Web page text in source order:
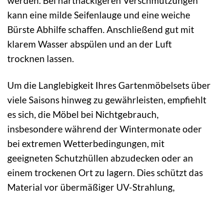
kann eine milde Seifenlauge und eine weiche
Bürste Abhilfe schaffen. Anschließend gut mit
klarem Wasser abspülen und an der Luft
trocknen lassen.
Um die Langlebigkeit Ihres Gartenmöbelsets über
viele Saisons hinweg zu gewährleisten, empfiehlt
es sich, die Möbel bei Nichtgebrauch,
insbesondere während der Wintermonate oder
bei extremen Wetterbedingungen, mit
geeigneten Schutzhüllen abzudecken oder an
einem trockenen Ort zu lagern. Dies schützt das
Material vor übermäßiger UV-Strahlung,